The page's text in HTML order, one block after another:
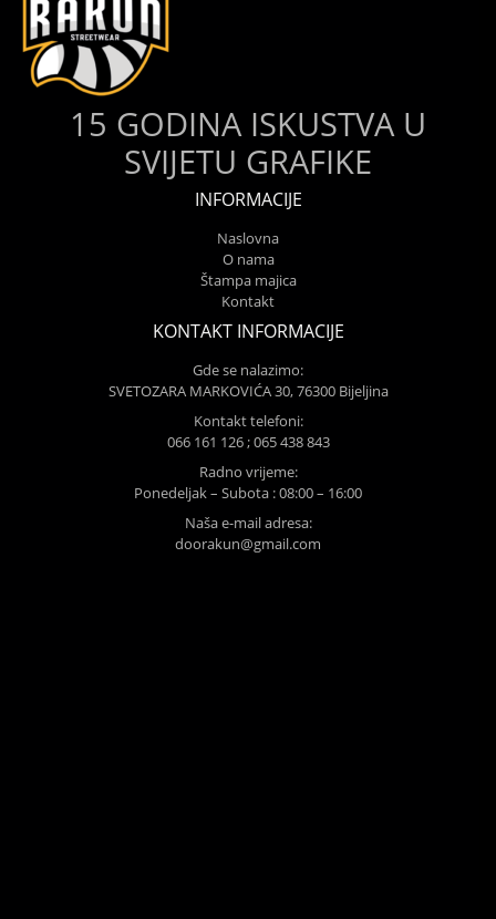
15 GODINA ISKUSTVA U
SVIJETU GRAFIKE
INFORMACIJE
Naslovna
O nama
Štampa majica
Kontakt
KONTAKT INFORMACIJE
Gde se nalazimo:
SVETOZARA MARKOVIĆA 30, 76300 Bijeljina
Kontakt telefoni:
066 161 126 ; 065 438 843
Radno vrijeme:
Ponedeljak – Subota : 08:00 – 16:00
Naša e-mail adresa:
doorakun@gmail.com